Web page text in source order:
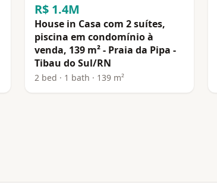
R$ 1.4M
House in Casa com 2 suítes,
piscina em condomínio à
venda, 139 m² - Praia da Pipa -
Tibau do Sul/RN
2 bed · 1 bath · 139 m²